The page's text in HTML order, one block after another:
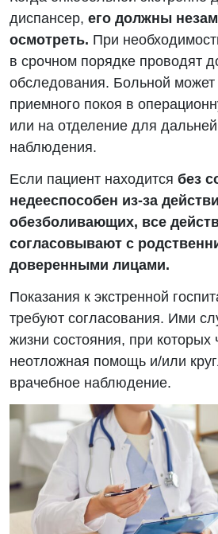
диспансер, его должны
осмотреть. При
в срочном порядке проводят
обследования. Больной
приемного покоя в
или на отделение для
наблюдения.
Если пациент находится без
недееспособен из-за
обезболивающих, все
согласовывают с
доверенными лицами.
Показания к экстренной
требуют согласования. Ими
жизни состояния, при которых
неотложная помощь и/или
врачебное наблюдение.